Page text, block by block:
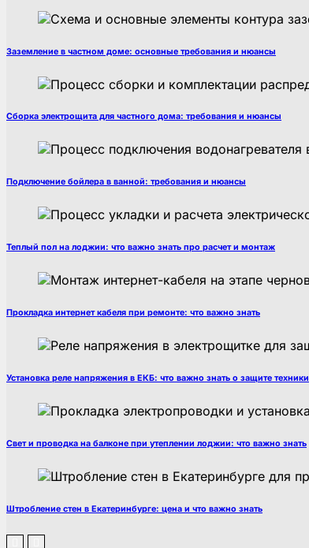
Заземление в частном доме: основные требования и нюансы
Сборка электрощита для частного дома: требования и нюансы
Подключение бойлера в ванной: требования и нюансы
Теплый пол на лоджии: что важно знать про расчет и монтаж
Прокладка интернет кабеля при ремонте: что важно знать
Установка реле напряжения в ЕКБ: что важно знать о защите техники
Свет и проводка на балконе при утеплении лоджии: что важно знать
Штробление стен в Екатеринбурге: цена и что важно знать